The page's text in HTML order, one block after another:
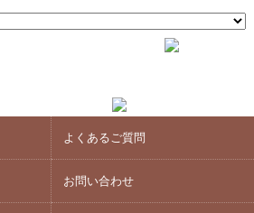
よくあるご質問
お問い合わせ